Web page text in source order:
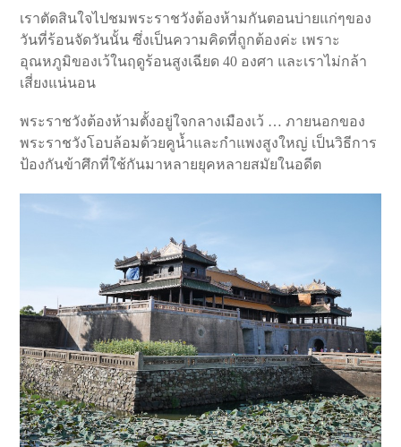
เราตัดสินใจไปชมพระราชวังต้องห้ามกันตอนบ่ายแก่ๆของ
วันที่ร้อนจัดวันนั้น ซึ่งเป็นความคิดที่ถูกต้องค่ะ เพราะ
อุณหภูมิของเว้ในฤดูร้อนสูงเฉียด 40 องศา และเราไม่กล้า
เสี่ยงแน่นอน
พระราชวังต้องห้ามตั้งอยู่ใจกลางเมืองเว้ … ภายนอกของ
พระราชวังโอบล้อมด้วยคูน้ำและกำแพงสูงใหญ่ เป็นวิธีการ
ป้องกันข้าศึกที่ใช้กันมาหลายยุคหลายสมัยในอดีต